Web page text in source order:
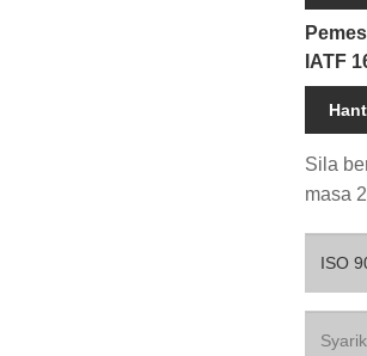
IATF
Sila
masa